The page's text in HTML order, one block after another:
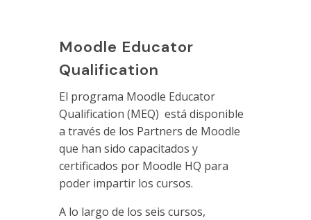
Moodle Educator
Qualification
El programa Moodle Educator
Qualification (MEQ) está disponible
a través de los Partners de Moodle
que han sido capacitados y
certificados por Moodle HQ para
poder impartir los cursos.
A lo largo de los seis cursos,